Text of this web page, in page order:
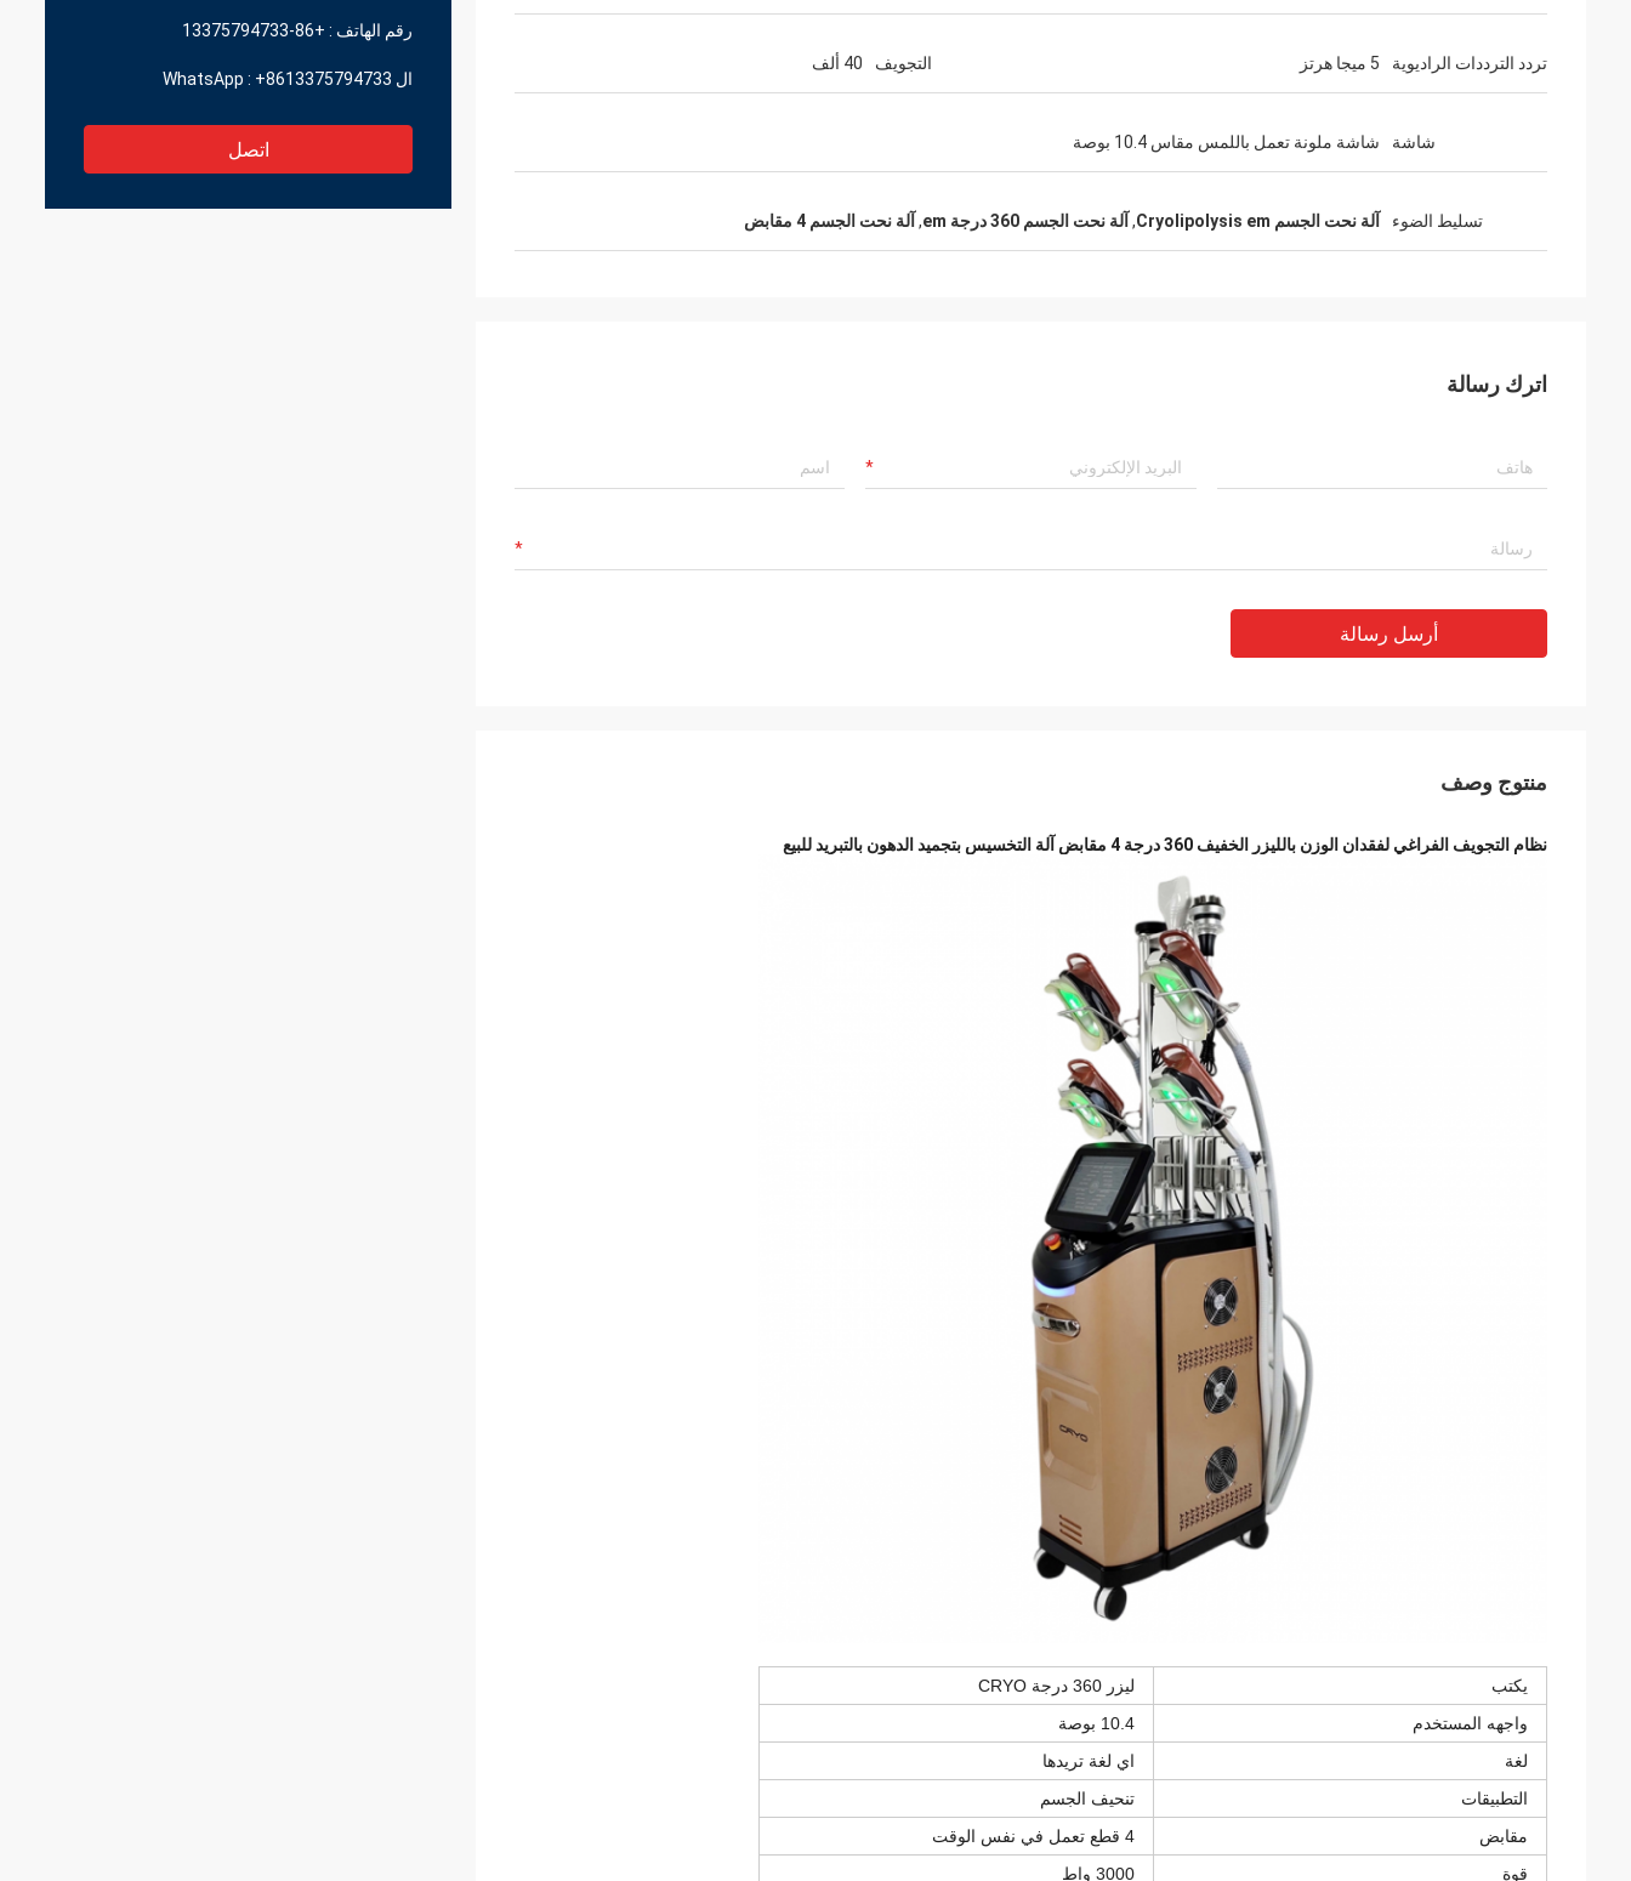
رقم الهاتف : +86-13375794733
ال WhatsApp : +8613375794733
اتصل
تردد الترددات الراديوية 5 ميجا هرتز التجويف 40 ألف
شاشة شاشة ملونة تعمل باللمس مقاس 10.4 بوصة
تسليط الضوء آلة نحت الجسم Cryolipolysis em , آلة نحت الجسم 360 درجة em , آلة نحت الجسم 4 مقابض
اترك رسالة
أرسل رسالة
منتوج وصف
نظام التجويف الفراغي لفقدان الوزن بالليزر الخفيف 360 درجة 4 مقابض آلة التخسيس بتجميد الدهون بالتبريد للبيع
يكتب
ليزر 360 درجة CRYO
واجهه المستخدم
10.4 بوصة
لغة
اي لغة تريدها
التطبيقات
تنحيف الجسم
مقابض
4 قطع تعمل في نفس الوقت
قوة
3000 واط